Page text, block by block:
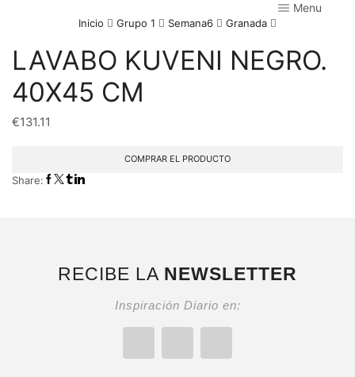
Menu
Inicio Grupo 1 Semana6 Granada
LAVABO KUVENI NEGRO.
40X45 CM
€131.11
COMPRAR EL PRODUCTO
Share:
RECIBE LA NEWSLETTER
Inspiración Diario en: